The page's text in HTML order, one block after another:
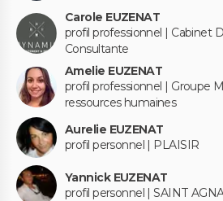
Carole EUZENAT
profil professionnel | Cabinet
Consultante
Amelie EUZENAT
profil professionnel | Groupe
ressources humaines
Aurelie EUZENAT
profil personnel | PLAISIR
Yannick EUZENAT
profil personnel | SAINT